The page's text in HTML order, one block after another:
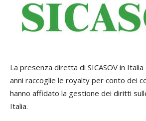
La presenza diretta di SICASOV in
anni raccoglie le royalty per conto dei
hanno affidato la gestione dei diritti
Italia.